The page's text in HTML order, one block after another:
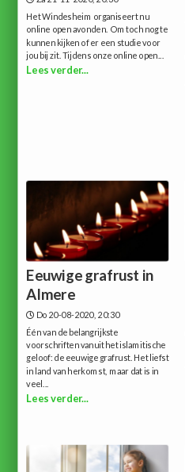
Het Windesheim organiseert nu
online open avonden. Om toch nog te
kunnen kijken of er een studie voor
jou bij zit. Tijdens onze online open...
Lees verder...
Eeuwige grafrust in
Almere
Do 20-08-2020, 20:30
Één van de belangrijkste
voorschriften vanuit het islamitische
geloof: de eeuwige grafrust. Het liefst
in land van herkomst, maar dat is in
veel...
Lees verder...